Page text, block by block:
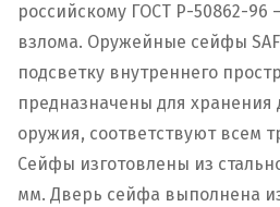
российскому ГОСТ Р-50862-96
взлома. Оружейные сейфы
подсветку внутреннего
предназначены для хранения
оружия, соответствуют всем
Сейфы изготовлены из
мм. Дверь сейфа выполнена